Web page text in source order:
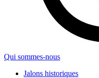
Qui sommes-nous
Jalons historiques